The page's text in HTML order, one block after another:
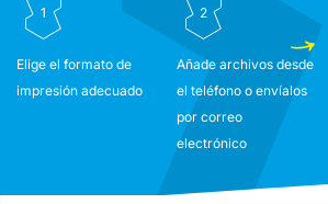
1
Elige el formato de
impresión adecuado
2
Añade archivos desde
el teléfono o envíalos
por correo
electrónico